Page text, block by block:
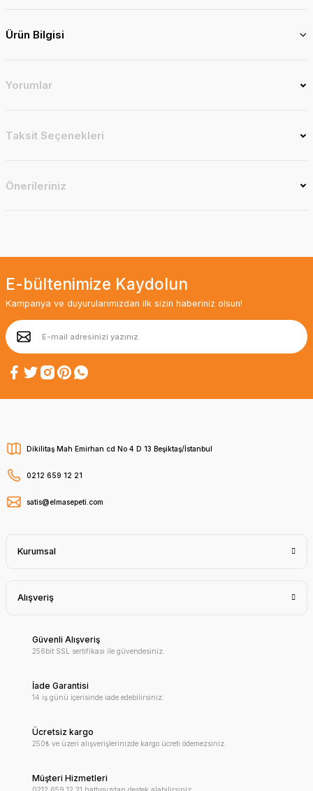
Ürün Bilgisi
Yorumlar
Taksit Seçenekleri
Önerileriniz
E-bültenimize Kaydolun
Kampanya ve duyurularımızdan ilk sizin haberiniz olsun!
Dikilitaş Mah Emirhan cd No 4 D 13 Beşiktaş/İstanbul
0212 659 12 21
satis@elmasepeti.com
Kurumsal
Alışveriş
Güvenli Alışveriş
256bit SSL sertifikası ile güvendesiniz.
İade Garantisi
14 iş günü içerisinde iade edebilirsiniz.
Ücretsiz kargo
250₺ ve üzeri alışverişlerinizde kargo ücreti ödemezsiniz.
Müşteri Hizmetleri